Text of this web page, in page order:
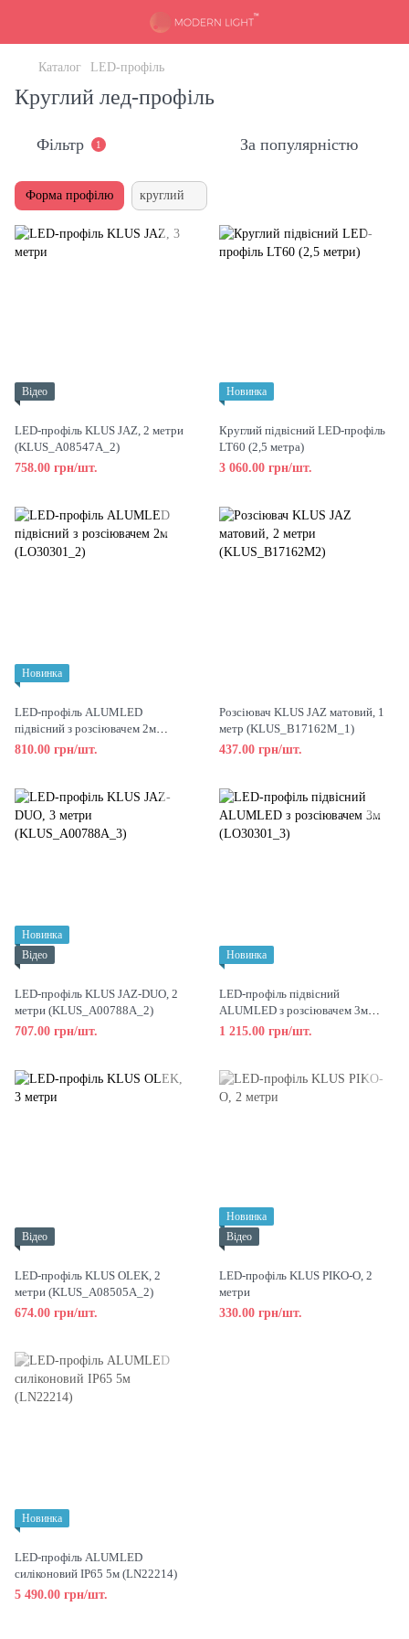
Каталог LED-профіль
Круглий лед-профіль
Фільтр 1 За популярністю
Форма профілю круглий
Відео
LED-профіль KLUS JAZ, 2 метри
(KLUS_A08547A_2)
758.00 грн/шт.
Новинка
Круглий підвісний LED-профіль
LT60 (2,5 метра)
3 060.00 грн/шт.
Новинка
LED-профіль ALUMLED
підвісний з розсіювачем 2м
(LO30301_2)
810.00 грн/шт.
Розсіювач KLUS JAZ матовий, 1
метр (KLUS_B17162M_1)
437.00 грн/шт.
Новинка
Відео
LED-профіль KLUS JAZ-DUO, 2
метри (KLUS_A00788A_2)
707.00 грн/шт.
Новинка
LED-профіль підвісний
ALUMLED з розсіювачем 3м
(LO30301_3)
1 215.00 грн/шт.
Відео
LED-профіль KLUS OLEK, 2
метри (KLUS_A08505A_2)
674.00 грн/шт.
Новинка
Відео
LED-профіль KLUS PIKO-O, 2
метри
330.00 грн/шт.
Новинка
LED-профіль ALUMLED
силіконовий IP65 5м (LN22214)
5 490.00 грн/шт.